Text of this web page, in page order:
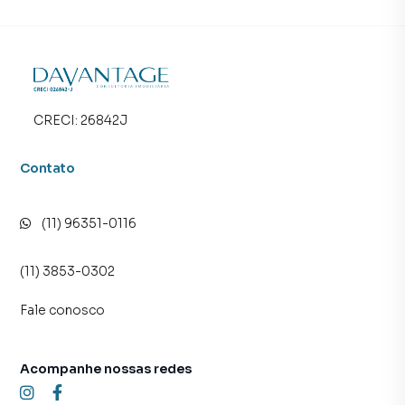
CRECI: 26842J
Contato
(11) 96351-0116
(11) 3853-0302
Fale conosco
Acompanhe nossas redes